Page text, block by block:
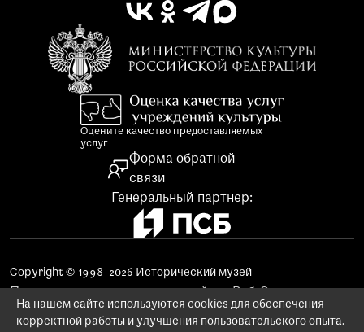
Генеральный партнер:
Оцените качество предоставляемых
услуг
Форма обратной
связи
Copyright © 1998–2026 Исторический музей
Использование материалов сайта
На нашем сайте используются cookies для обеспечения
корректной работы и улучшения пользовательского опыта.